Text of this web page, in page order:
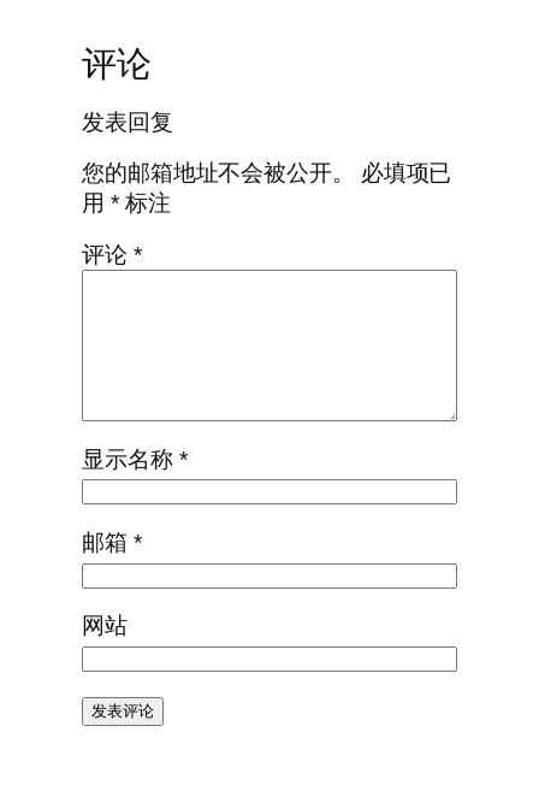
评论
发表回复
您的邮箱地址不会被公开。
必填项已
用 *标注
评论 *
显示名称 *
邮箱 *
网站